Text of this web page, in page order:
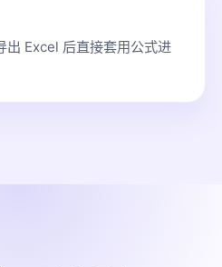
出 Excel 后直接套用公式进